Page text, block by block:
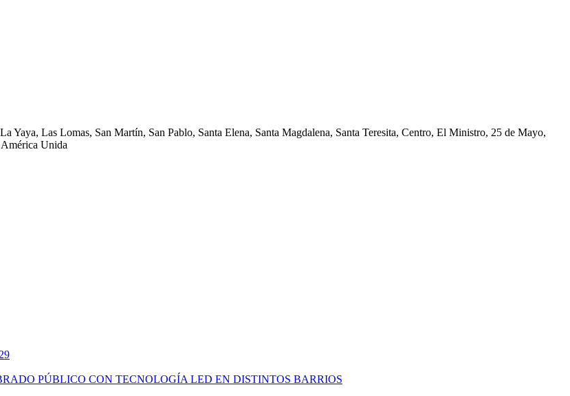
Yaya, Las Lomas, San Martín, San Pablo, Santa Elena, Santa Magdalena, Santa Teresita, Centro, El Ministro, 25 de Mayo,
Unida
PÚBLICO CON TECNOLOGÍA LED EN DISTINTOS BARRIOS